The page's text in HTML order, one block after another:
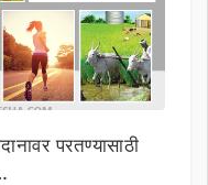
परतण्यासाठी